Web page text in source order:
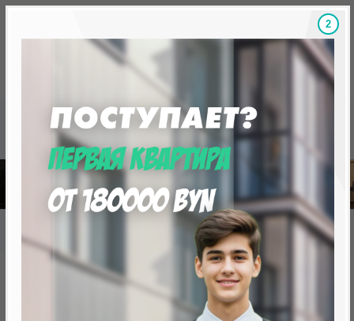
Скидки на новостройки, бонусы
«Минск Мир»
9.4 "Бразилиа", квартал "Южная Америка"
9.4 "Бразилиа", квартал
1